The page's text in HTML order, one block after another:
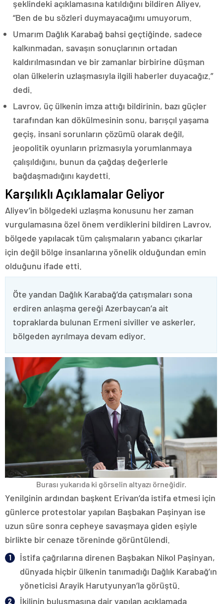
şeklindeki açıklamasına katıldığını bildiren Aliyev,
“Ben de bu sözleri duymayacağımı umuyorum.
Umarım Dağlık Karabağ bahsi geçtiğinde, sadece
kalkınmadan, savaşın sonuçlarının ortadan
kaldırılmasından ve bir zamanlar birbirine düşman
olan ülkelerin uzlaşmasıyla ilgili haberler duyacağız.”
dedi.
Lavrov, üç ülkenin imza attığı bildirinin, bazı güçler
tarafından kan dökülmesinin sonu, barışçıl yaşama
geçiş, insani sorunların çözümü olarak değil,
jeopolitik oyunların prizmasıyla yorumlanmaya
çalışıldığını, bunun da çağdaş değerlerle
bağdaşmadığını kaydetti.
Karşılıklı Açıklamalar Geliyor
Aliyev’in bölgedeki uzlaşma konusunu her zaman
vurgulamasına özel önem verdiklerini bildiren Lavrov,
bölgede yapılacak tüm çalışmaların yabancı çıkarlar
için değil bölge insanlarına yönelik olduğundan emin
olduğunu ifade etti.
Öte yandan Dağlık Karabağ’da çatışmaları sona
erdiren anlaşma gereği Azerbaycan’a ait
topraklarda bulunan Ermeni siviller ve askerler,
bölgeden ayrılmaya devam ediyor.
Burası yukarıda ki görselin altyazı örneğidir.
Yenilginin ardından başkent Erivan’da istifa etmesi için
günlerce protestolar yapılan Başbakan Paşinyan ise
uzun süre sonra cepheye savaşmaya giden eşiyle
birlikte bir cenaze töreninde görüntülendi.
İstifa çağrılarına direnen Başbakan Nikol Paşinyan,
dünyada hiçbir ülkenin tanımadığı Dağlık Karabağ’ın
yöneticisi Arayik Harutyunyan’la görüştü.
İkilinin buluşmasına dair yapılan açıklamada